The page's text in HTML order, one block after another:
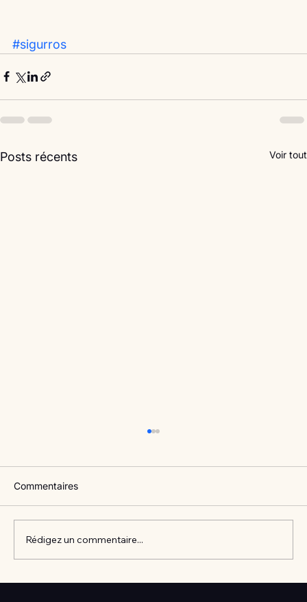
#sigurros
Posts récents Voir tout
Commentaires
Rédigez un commentaire...